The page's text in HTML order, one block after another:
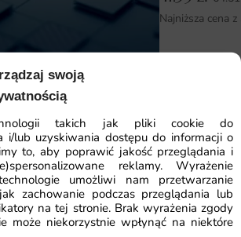
swoją
takich jak pliki cookie do
i/lub uzyskiwania dostępu do informacji o
to, aby poprawić jakość przeglądania i
reklamy. Wyrażenie
umożliwi nam przetwarzanie
zachowanie podczas przeglądania lub
na tej stronie. Brak wyrażenia zgody
może niekorzystnie wpłynąć na niektóre
umiejętności. Dzięki intuicyjnej
materiałom, z łatwością
tę fototapetę
który nadaje elegancji każdemu
oraz materiałów zapewniająca
nie wymaga doświadczenia.
zastosowania w różnych przestrzeniach:
3D — wzór 596
41.93zł
Najniższa cena
ZOBACZ WSZYSTKIE